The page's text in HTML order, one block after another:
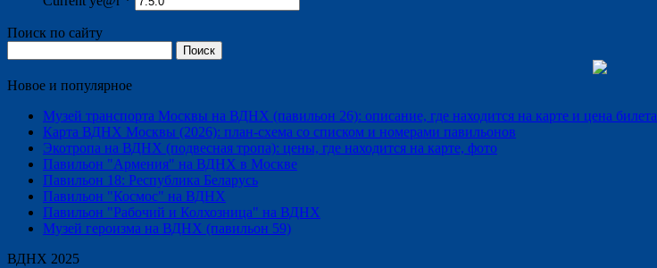
Поиск по сайту
Новое и популярное
Музей транспорта Москвы на ВДНХ (павильон 26): описание, где находится на карте и цена билета
Карта ВДНХ Москвы (2026): план-схема со списком и номерами павильонов
Экотропа на ВДНХ (подвесная тропа): цены, где находится на карте, фото
Павильон "Армения" на ВДНХ в Москве
Павильон 18: Республика Беларусь
Павильон "Космос" на ВДНХ
Павильон "Рабочий и Колхозница" на ВДНХ
Музей героизма на ВДНХ (павильон 59)
ВДНХ 2025